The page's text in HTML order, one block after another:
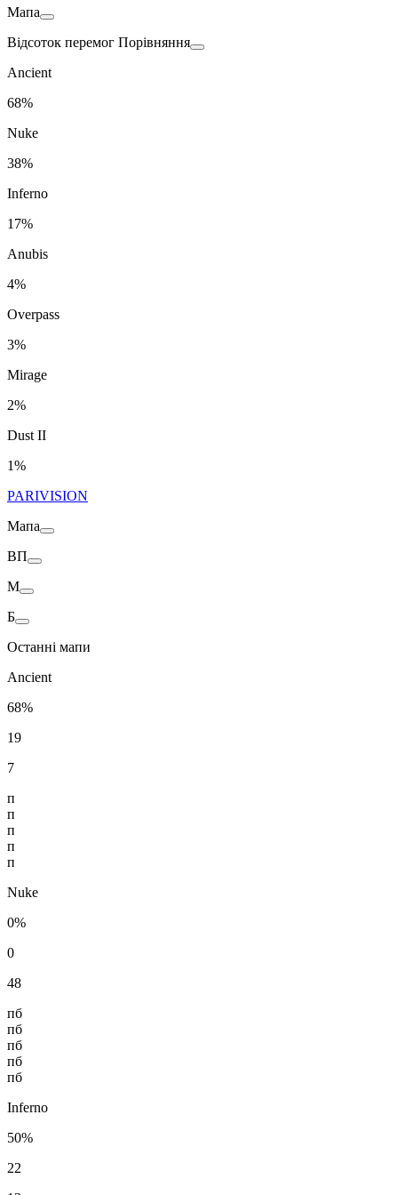
Мапа
Відсоток перемог Порівняння
Ancient
68%
Nuke
38%
Inferno
17%
Anubis
4%
Overpass
3%
Mirage
2%
Dust II
1%
PARIVISION
Мапа
ВП
M
Б
Останні мапи
Ancient
68%
19
7
п
п
п
п
п
Nuke
0%
0
48
пб
пб
пб
пб
пб
Inferno
50%
22